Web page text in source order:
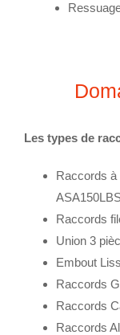
Les types de
Raccords à
Raccords
Union 3
Embout
Raccords
Raccords
Raccords